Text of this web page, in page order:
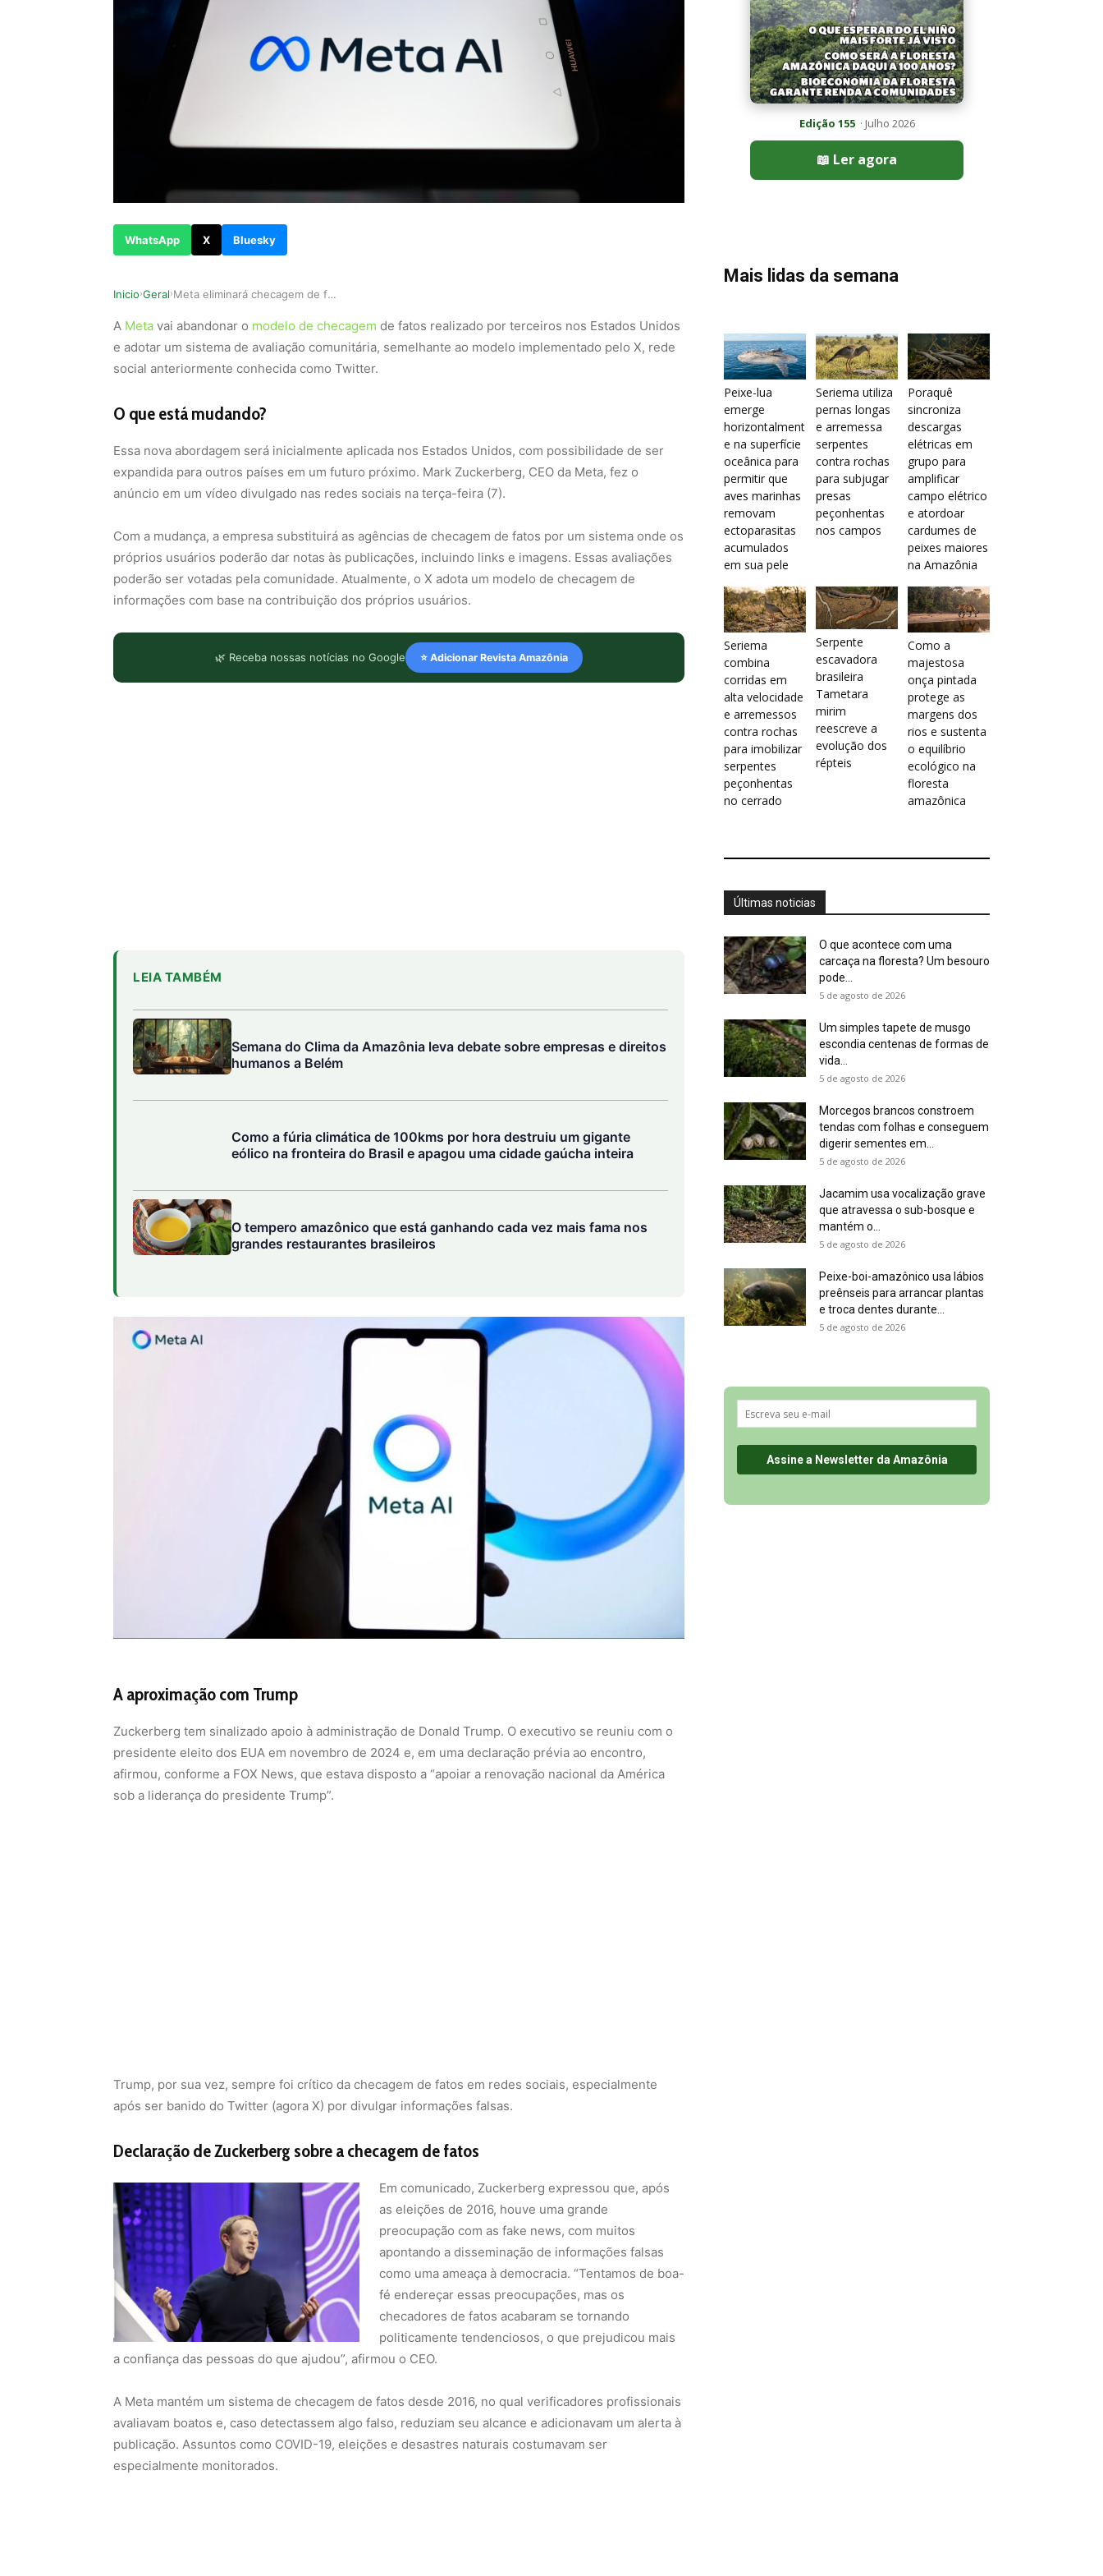
WhatsApp X Bluesky
Inicio›Geral› Meta eliminará checagem de fatos nos EUA e adot…
A Meta vai abandonar o modelo de checagem de fatos realizado por terceiros nos Estados Unidos
e adotar um sistema de avaliação comunitária, semelhante ao modelo implementado pelo X, rede
social anteriormente conhecida como Twitter.
O que está mudando?
Essa nova abordagem será inicialmente aplicada nos Estados Unidos, com possibilidade de ser
expandida para outros países em um futuro próximo. Mark Zuckerberg, CEO da Meta, fez o
anúncio em um vídeo divulgado nas redes sociais na terça-feira (7).
Com a mudança, a empresa substituirá as agências de checagem de fatos por um sistema onde os
próprios usuários poderão dar notas às publicações, incluindo links e imagens. Essas avaliações
poderão ser votadas pela comunidade. Atualmente, o X adota um modelo de checagem de
informações com base na contribuição dos próprios usuários.
🌿 Receba nossas notícias no Google ⭐ Adicionar Revista Amazônia
Como a fúria climática de 100kms por hora destruiu um gigante
O tempero amazônico que está ganhando cada vez mais fama nos
A aproximação com Trump
Zuckerberg tem sinalizado apoio à administração de Donald Trump. O executivo se reuniu com o
presidente eleito dos EUA em novembro de 2024 e, em uma declaração prévia ao encontro,
afirmou, conforme a FOX News, que estava disposto a “apoiar a renovação nacional da América
as eleições de 2016, houve uma grande
preocupação com as fake news, com muitos
como uma ameaça à democracia. “Tentamos de boa-
fé endereçar essas preocupações, mas os
checadores de fatos acabaram se tornando
politicamente tendenciosos, o que prejudicou mais
a confiança das pessoas do que ajudou”, afirmou o CEO.
A Meta mantém um sistema de checagem de fatos desde 2016, no qual verificadores profissionais
avaliavam boatos e, caso detectassem algo falso, reduziam seu alcance e adicionavam um alerta à
publicação. Assuntos como COVID-19, eleições e desastres naturais costumavam ser
especialmente monitorados.
Edição 155· Julho 2026
📖 Ler agora
Mais lidas da semana
Peixe-lua
emerge
horizontalment
e na superfície
oceânica para
permitir que
aves marinhas
removam
ectoparasitas
acumulados
em sua pele
Seriema utiliza
pernas longas
e arremessa
serpentes
contra rochas
para subjugar
presas
peçonhentas
nos campos
Poraquê
sincroniza
descargas
elétricas em
grupo para
amplificar
campo elétrico
e atordoar
cardumes de
peixes maiores
na Amazônia
Seriema
combina
corridas em
alta velocidade
e arremessos
contra rochas
para imobilizar
serpentes
peçonhentas
no cerrado
Serpente
escavadora
brasileira
Tametara
mirim
reescreve a
evolução dos
répteis
Como a
majestosa
onça pintada
protege as
margens dos
rios e sustenta
o equilíbrio
ecológico na
floresta
amazônica
Últimas noticias
O que acontece com uma
carcaça na floresta? Um besouro
pode...
5 de agosto de 2026
Um simples tapete de musgo
escondia centenas de formas de
vida...
5 de agosto de 2026
Morcegos brancos constroem
tendas com folhas e conseguem
digerir sementes em...
5 de agosto de 2026
Jacamim usa vocalização grave
que atravessa o sub-bosque e
mantém o...
5 de agosto de 2026
Peixe-boi-amazônico usa lábios
preênseis para arrancar plantas
e troca dentes durante...
5 de agosto de 2026